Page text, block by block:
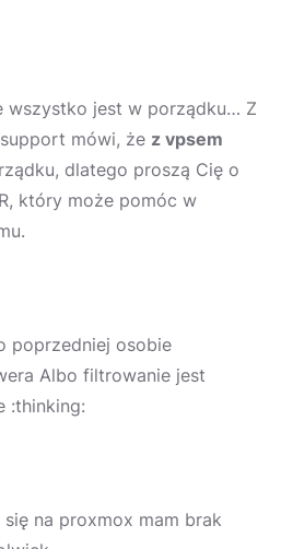
wszystko jest w porządku… Z
mówi, że z vpsem
dlatego proszą Cię o
który może pomóc w
poprzedniej osobie
Albo filtrowanie jest
:thinking:
na proxmox mam brak